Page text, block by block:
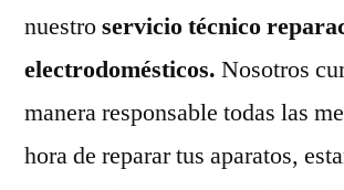
nuestroservicio técnico
electrodomésticos. Nosotros
manera responsable todas las
hora de reparar tus aparatos,